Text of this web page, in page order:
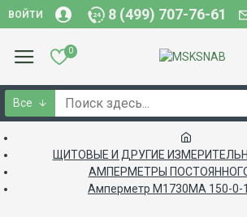
ВОЙТИ 8 (499) 707-76-61
0
Все
ЩИТОВЫЕ И ДРУГИЕ
АМПЕРМЕТРЫ
Амперметр М1730МА 150-0-